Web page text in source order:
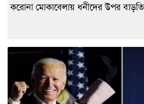
করোনা মোকাবেলায় ধনীদের উপর